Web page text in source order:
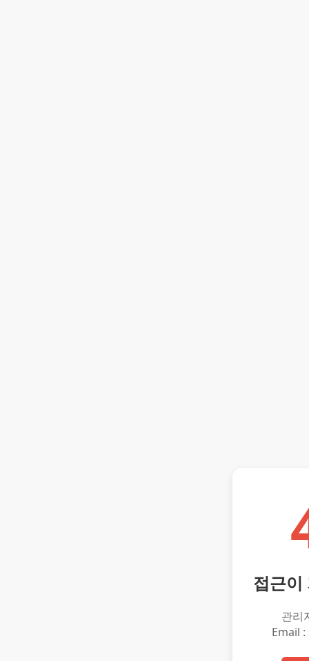
접근이
관리
Email